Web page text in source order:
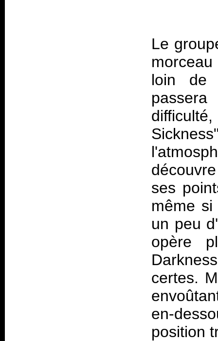
Le
loin de
ses
même
un peu
opère
certes.
en-
position